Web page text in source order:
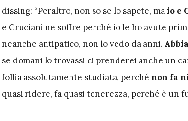
dissing: “Peraltro, non so se lo sapete, maio e
e Cruciani ne soffre perché io le ho avute
neanche antipatico, non lo vedo da anni.
se domani lo trovassi ci prenderei anche un
follia assolutamente studiata, perché non fa
quasi ridere, fa quasi tenerezza, perché è un